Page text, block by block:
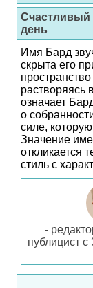
Счастливый
день
Имя Бард
скрыта его
растворяясь
означает
о
силе,
Значение
откликается
стиль с
-
публицист